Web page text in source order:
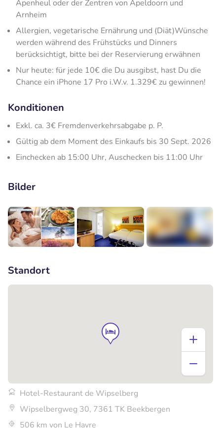
Apenheul oder der Zentren von Apeldoorn und
Arnheim
Allergien, vegetarische Ernährung und (Diät)Wünsche
werden während des Frühstücks und Dinners
berücksichtigt, bitte bei der Reservierung erwähnen
Nur heute: für jede 10€ die Du ausgibst, hast Du die
Chance ein iPhone 17 Pro i.W.v. 1.329€ zu gewinnen!
Konditionen
Exkl. ca. 3€ Fremdenverkehrsabgabe p. P.
Gültig ab dem Moment des Einkaufs bis 30 Sept. 2026
Einchecken ab 15:00 Uhr, Auschecken bis 11:00 Uhr
Bilder
Standort
Hotel-Restaurant de Wipselberg
Wipselbergweg 30, 7361 TK Beekbergen
506 km von Le Havre